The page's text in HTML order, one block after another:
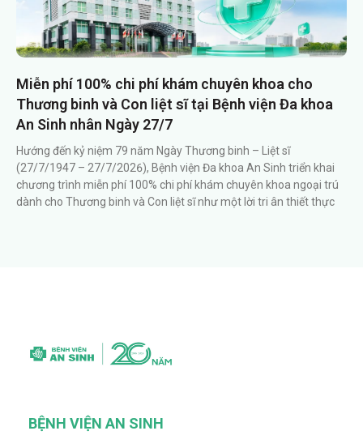
Miễn phí 100% chi phí khám chuyên khoa cho
Thương binh và Con liệt sĩ tại Bệnh viện Đa khoa
An Sinh nhân Ngày 27/7
Hướng đến kỷ niệm 79 năm Ngày Thương binh – Liệt sĩ
(27/7/1947 – 27/7/2026), Bệnh viện Đa khoa An Sinh triển khai
chương trình miễn phí 100% chi phí khám chuyên khoa ngoại trú
dành cho Thương binh và Con liệt sĩ như một lời tri ân thiết thực
BỆNH VIỆN AN SINH